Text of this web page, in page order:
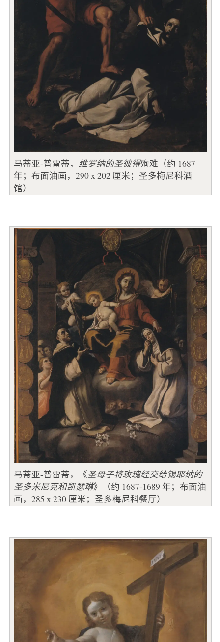
马蒂亚-普雷蒂， 维罗纳的圣彼得殉难（约 1687
年；布面油画，290 x 202 厘米；圣多梅尼科酒
馆）
马蒂亚-普雷蒂，《圣母子将玫瑰经交给锡耶纳的
圣多米尼克和凯瑟琳》（约 1687-1689 年；布面油
画，285 x 230 厘米；圣多梅尼科餐厅）